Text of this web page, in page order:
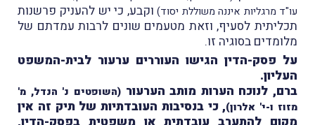
עו"ד מרגליות איננה משוללת יסוד)וקבע, כי יש להעניק פרשנות
תכליתית לסעיף, וזאת מטעמים שונים לרבות עמדתם של
מלומדים בסוגיה זו.
על פסק-הדין הגישו העוררים ערעור לבית-המשפט
העליון.
ברם, לנוכח הערות מותב הערעור(השופטים נ' הנדל, מ'
מזוז ו-י' אלרון), כי בנסיבות העובדתיות של תיק זה אין
מקום להתערב עובדתית או משפטית בפסק-הדין,